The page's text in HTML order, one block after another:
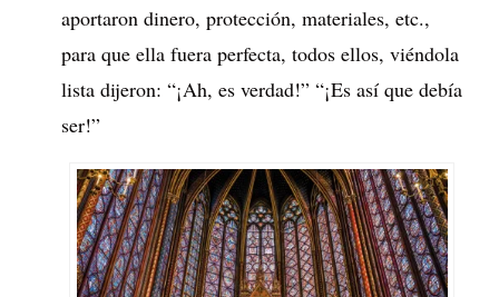
aportaron dinero, protección, materiales, etc.,
para que ella fuera perfecta, todos ellos, viéndola
lista dijeron: “¡Ah, es verdad!” “¡Es así que debía
ser!”